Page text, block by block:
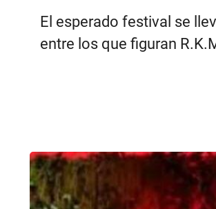
El esperado festival se
entre los que figuran